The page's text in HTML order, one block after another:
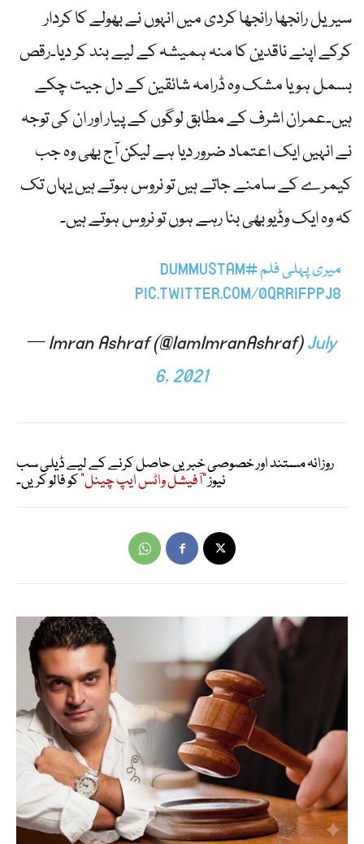
سیریل رانجھا رانجھا کردی میں انہوں نے بھولے کا کردار
کرکے اپنے ناقدین کا منہ ہمیشہ کے لیے بند کر دیا۔رقص
بسمل ہو یا مشک وہ ڈرامہ شائقین کے دل جیت چکے
ہیں۔عمران اشرف کے مطابق لوگوں کے پیار اور ان کی توجہ
نے انہیں ایک اعتماد ضرور دیا ہے لیکن آج بھی وہ جب
کیمرے کے سامنے جاتے ہیں تو نروس ہوتے ہیں یہاں تک
کہ وہ ایک وڈیو بھی بنا رہے ہوں تو نروس ہوتے ہیں۔
میری پہلی فلم#DUMMUSTAM
PIC.TWITTER.COM/0QRRIFPPJ8
— Imran Ashraf (@IamImranAshraf)July
6, 2021
روزانہ مستند اور خصوصی خبریں حاصل کرنے کے لیے ڈیلی سب
نیوز"آفیشل واٹس ایپ چینل"کو فالو کریں۔